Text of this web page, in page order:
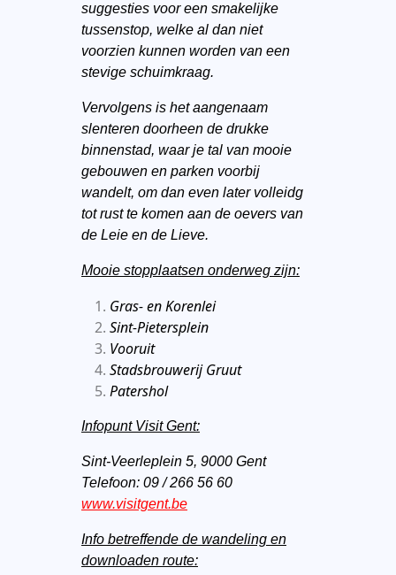
suggesties voor een smakelijke
tussenstop, welke al dan niet
voorzien kunnen worden van een
stevige schuimkraag.
Vervolgens is het aangenaam
slenteren doorheen de drukke
binnenstad, waar je tal van mooie
gebouwen en parken voorbij
wandelt, om dan even later volleidg
tot rust te komen aan de oevers van
de Leie en de Lieve.
Mooie stopplaatsen onderweg zijn:
Gras- en Korenlei
Sint-Pietersplein
Vooruit
Stadsbrouwerij Gruut
Patershol
Infopunt Visit Gent:
Sint-Veerleplein 5, 9000 Gent
Telefoon: 09 / 266 56 60
www.visitgent.be
Info betreffende de wandeling en
downloaden route: